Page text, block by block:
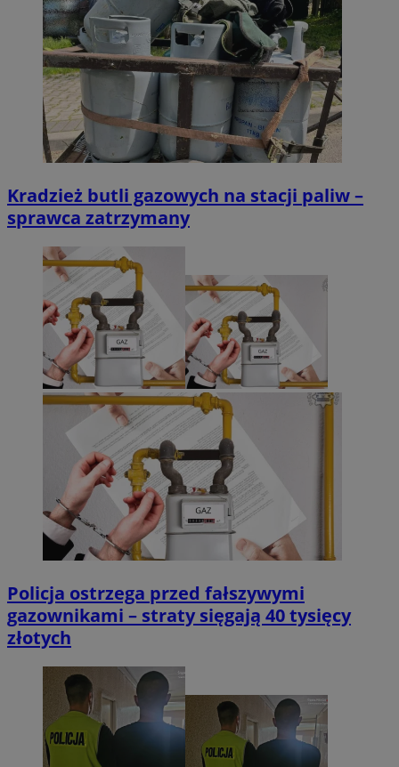
Kradzież butli gazowych na stacji paliw –
sprawca zatrzymany
Policja ostrzega przed fałszywymi
gazownikami – straty sięgają 40 tysięcy
złotych